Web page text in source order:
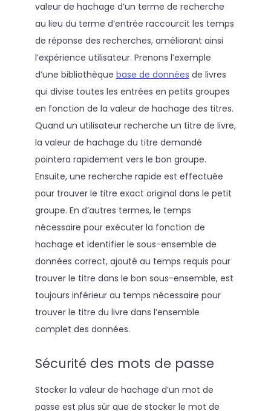
valeur de hachage d’un terme de recherche
au lieu du terme d’entrée raccourcit les temps
de réponse des recherches, améliorant ainsi
l’expérience utilisateur. Prenons l’exemple
d’une bibliothèque base de données de livres
qui divise toutes les entrées en petits groupes
en fonction de la valeur de hachage des titres.
Quand un utilisateur recherche un titre de livre,
la valeur de hachage du titre demandé
pointera rapidement vers le bon groupe.
Ensuite, une recherche rapide est effectuée
pour trouver le titre exact original dans le petit
groupe. En d’autres termes, le temps
nécessaire pour exécuter la fonction de
hachage et identifier le sous-ensemble de
données correct, ajouté au temps requis pour
trouver le titre dans le bon sous-ensemble, est
toujours inférieur au temps nécessaire pour
trouver le titre du livre dans l’ensemble
complet des données.
Sécurité des mots de passe
Stocker la valeur de hachage d’un mot de
passe est plus sûr que de stocker le mot de